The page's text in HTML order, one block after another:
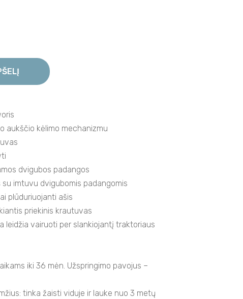
aukščio kėlimo mechanizmu
dvigubos padangos
imtuvu dvigubomis padangomis
plūduriuojanti ašis
priekinis krautuvas
leidžia vairuoti per slankiojantį traktoriaus
iki 36 mėn. Užspringimo pavojus –
tinka žaisti viduje ir lauke nuo 3 metų